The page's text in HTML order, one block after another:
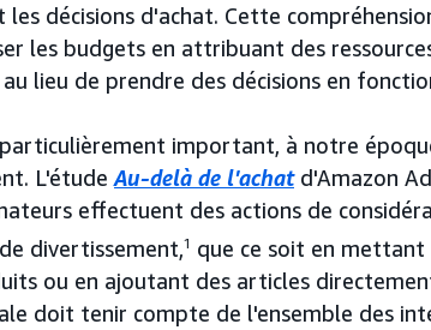
les décisions d'achat. Cette
les budgets en attribuant des
au lieu de prendre des décisions en
important, à notre
L'étude Au-delà de l'achatd'Amazon
effectuent des actions de
divertissement,1
que ce soit en mettant
ou en ajoutant des articles
doit tenir compte de l'ensemble des